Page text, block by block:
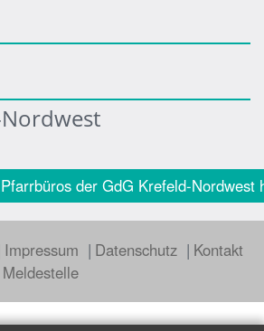
der GdG Krefeld-Nordwest
Impressum Datenschutz
Kontakt